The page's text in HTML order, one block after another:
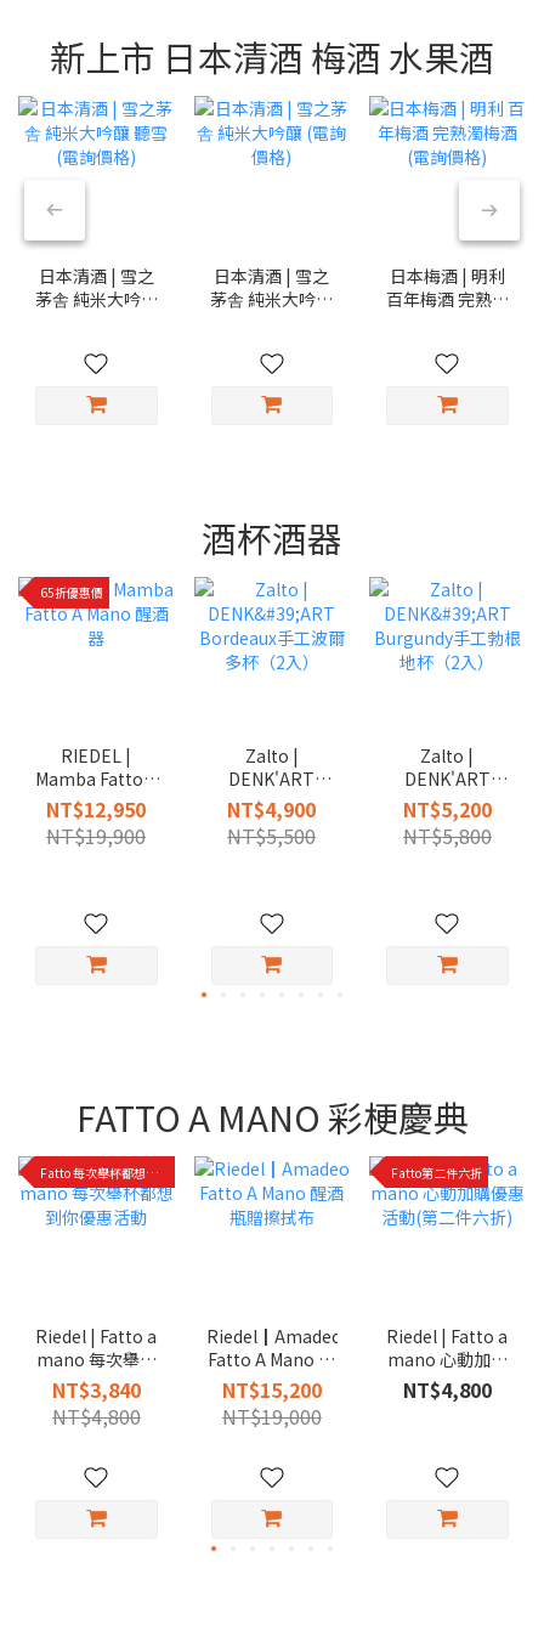
新上市 日本清酒 梅酒 水果酒
日本清酒 | 雪之
茅舎 純米大吟釀
日本清酒 | 雪之
茅舎 純米大吟釀
日本梅酒 | 明利
百年梅酒 完熟濁
酒杯酒器
65折優惠價
RIEDEL |
Mamba Fatto A
Mano 醒酒器
NT$12,950
NT$19,900
Zalto |
DENK'ART
Bordeaux手工波
爾多杯（2入）
NT$4,900
NT$5,500
Zalto |
DENK'ART
Burgundy手工勃
根地杯（2入）
NT$5,200
NT$5,800
FATTO A MANO 彩梗慶典
Fatto 每次舉杯都想到你優惠活動
Riedel | Fatto a
mano 每次舉杯
都想到你優惠活
動
NT$3,840
NT$4,800
Riedel┃Amadeo
Fatto A Mano 醒
酒瓶贈擦拭布
NT$15,200
NT$19,000
Fatto第二件六折
Riedel | Fatto a
mano 心動加購
優惠活動(第二件
六折)
NT$4,800